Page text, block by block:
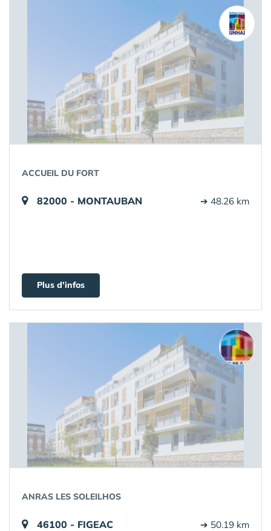
ACCUEIL DU FORT
82000 - MONTAUBAN ➔ 48.26 km
Plus d'infos
ANRAS LES SOLEILHOS
46100 - FIGEAC ➔ 50.19 km